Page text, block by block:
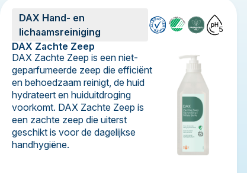
DAX Hand- en
lichaamsreiniging
5
DAX Zachte Zeep
DAX Zachte Zeep is een niet-
geparfumeerde zeep die efficiënt
en behoedzaam reinigt, de huid
hydrateert en huiduitdroging
voorkomt. DAX Zachte Zeep is
een zachte zeep die uiterst
geschikt is voor de dagelijkse
handhygiëne.